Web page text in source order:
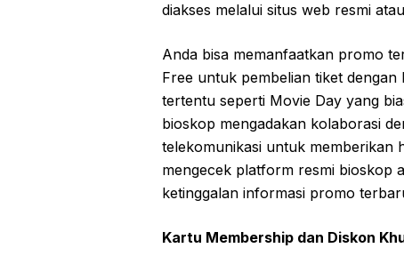
diakses melalui situs web resmi
Anda bisa memanfaatkan promo
Free untuk pembelian tiket
tertentu seperti Movie Day yang
bioskop mengadakan kolaborasi
telekomunikasi untuk memberikan
mengecek platform resmi bioskop
ketinggalan informasi promo
Kartu Membership dan Diskon